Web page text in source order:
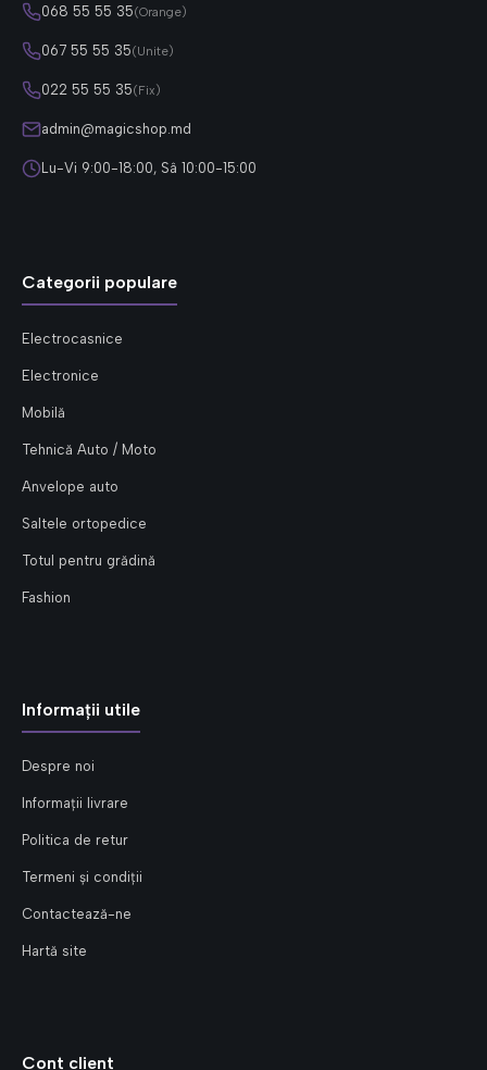
068 55 55 35(Orange)
067 55 55 35(Unite)
022 55 55 35(Fix)
admin@magicshop.md
Lu-Vi 9:00-18:00, Sâ 10:00-15:00
Categorii populare
Electrocasnice
Electronice
Mobilă
Tehnică Auto / Moto
Anvelope auto
Saltele ortopedice
Totul pentru grădină
Fashion
Informații utile
Despre noi
Informații livrare
Politica de retur
Termeni și condiții
Contactează-ne
Hartă site
Cont client